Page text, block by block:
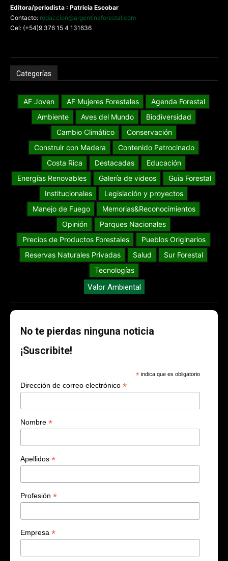
Editora/periodista : Patricia Escobar
Contacto: redaccion@argentinaforestal.com
Cel: (+54)9 376 15 4 131636
Categorías
AF Joven AF Mujeres Forestales
Agenda Forestal
Ambiente
Aves del Mundo
Biodiversidad
Cambio Climático
Conservación
Construir con Madera
Contenido Patrocinado
Costa Rica
Destacadas
Educación
Energías Renovables
Galería de videos
Guia Forestal
Institucionales
Legislación y proyectos
Manejo de Fuego
Memorias&Reconocimientos
Opinión
Parques Nacionales
Precios de Productos Forestales
Pueblos Originarios
Reservas Naturales Privadas
Salud
Sur Forestal
Tecnologías
Valor Ambiental
No te pierdas ninguna noticia
¡Suscribite!
* indica que es obligatorio
Dirección de correo electrónico *
Nombre *
Apellidos *
Profesión *
Empresa *